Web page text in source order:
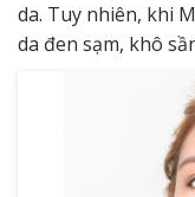
da. Tuy nhiên, khi
da đen sạm, khô